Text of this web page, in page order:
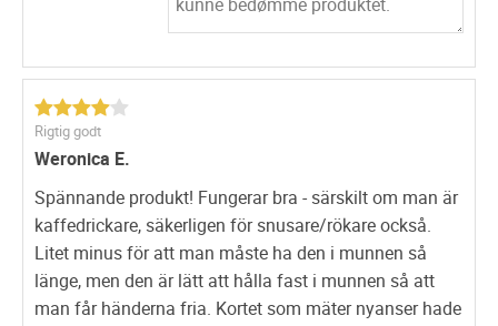
tandblegningsresultat. I løbet af og efter denne 14-dages
holde tænderne hvide i ekstra lang tid efter din
behandling. Mål derefter hvor mange nuancer hvidere
tænder du har med dit tandkort.
Rigtig godt
Weronica E.
Spännande produkt! Fungerar bra - särskilt om man är
kaffedrickare, säkerligen för snusare/rökare också.
Litet minus för att man måste ha den i munnen så
länge, men den är lätt att hålla fast i munnen så att
man får händerna fria. Kortet som mäter nyanser hade